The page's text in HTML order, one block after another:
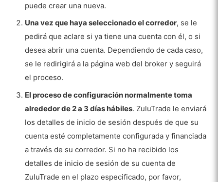
puede crear una nueva.
Una vez que haya seleccionado el corredor, se le
pedirá que aclare si ya tiene una cuenta con él, o si
desea abrir una cuenta. Dependiendo de cada caso,
se le redirigirá a la página web del broker y seguirá
el proceso.
El proceso de configuración normalmente toma
alrededor de 2 a 3 días hábiles. ZuluTrade le enviará
los detalles de inicio de sesión después de que su
cuenta esté completamente configurada y financiada
a través de su corredor. Si no ha recibido los
detalles de inicio de sesión de su cuenta de
ZuluTrade en el plazo especificado, por favor,